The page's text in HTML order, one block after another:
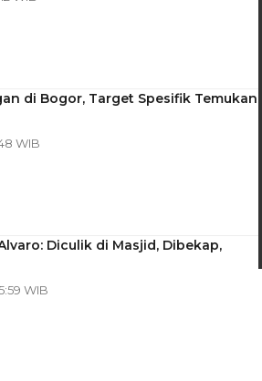
di Bogor, Target Spesifik Temukan
WIB
Diculik di Masjid, Dibekap,
WIB